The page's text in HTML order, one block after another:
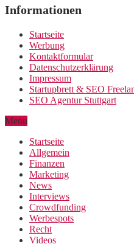
Informationen
Startseite
Werbung
Kontaktformular
Datenschutzerklärung
Impressum
Startupbrett & SEO
SEO Agentur Stuttgart
Menu
Startseite
Allgemein
Finanzen
Marketing
News
Interviews
Crowdfunding
Werbespots
Recht
Videos